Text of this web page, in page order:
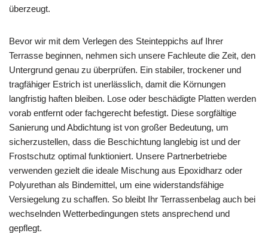
überzeugt.
Bevor wir mit dem Verlegen des Steinteppichs auf Ihrer
Terrasse beginnen, nehmen sich unsere Fachleute die Zeit, den
Untergrund genau zu überprüfen. Ein stabiler, trockener und
tragfähiger Estrich ist unerlässlich, damit die Körnungen
langfristig haften bleiben. Lose oder beschädigte Platten werden
vorab entfernt oder fachgerecht befestigt. Diese sorgfältige
Sanierung und Abdichtung ist von großer Bedeutung, um
sicherzustellen, dass die Beschichtung langlebig ist und der
Frostschutz optimal funktioniert. Unsere Partnerbetriebe
verwenden gezielt die ideale Mischung aus Epoxidharz oder
Polyurethan als Bindemittel, um eine widerstandsfähige
Versiegelung zu schaffen. So bleibt Ihr Terrassenbelag auch bei
wechselnden Wetterbedingungen stets ansprechend und
gepflegt.